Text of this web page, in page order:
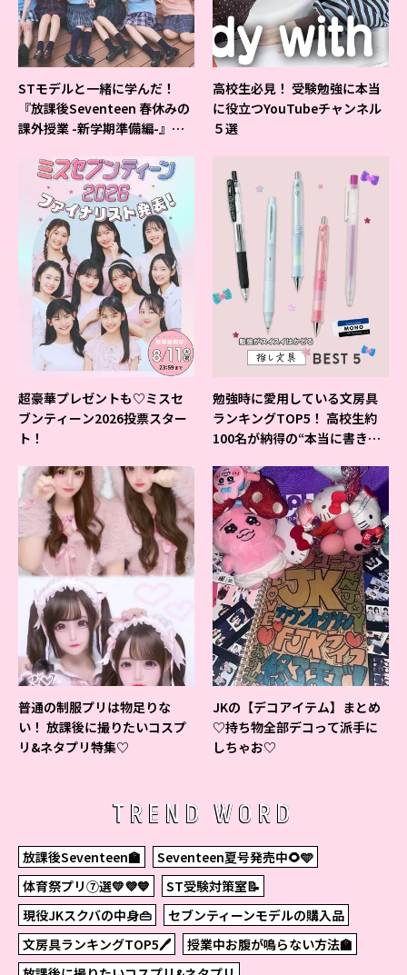
STモデルと一緒に学んだ！
『放課後Seventeen 春休みの
課外授業 -新学期準備編-』イ
高校生必見！ 受験勉強に本当
に役立つYouTubeチャンネル
５選
超豪華プレゼントも♡ミスセ
ブンティーン2026投票スター
ト！
勉強時に愛用している文房具
ランキングTOP5！ 高校生約
100名が納得の“本当に書きや
普通の制服プリは物足りな
い！ 放課後に撮りたいコスプ
リ&ネタプリ特集♡
JKの【デコアイテム】まとめ
♡持ち物全部デコって派手に
しちゃお♡
TREND WORD
放課後Seventeen🏫
Seventeen夏号発売中🌻🩵
体育祭プリ⑦選💛💜💙
ST受験対策室📝
現役JKスクバの中身👜
セブンティーンモデルの購入品
文房具ランキングTOP5🖊
授業中お腹が鳴らない方法🏫